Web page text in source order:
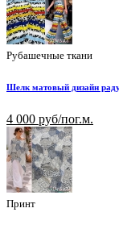
Рубашечные ткани
Шелк матовый дизайн
4 000 руб/пог.м.
Принт